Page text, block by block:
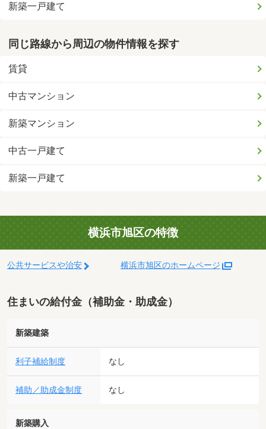
新築一戸建て
同じ路線から周辺の物件情報を探す
賃貸
中古マンション
新築マンション
中古一戸建て
新築一戸建て
横浜市旭区の特徴
公共サービスや治安 横浜市旭区のホームページ
住まいの給付金（補助金・助成金）
新築建築
利子補給制度 なし
補助／助成金制度 なし
新築購入